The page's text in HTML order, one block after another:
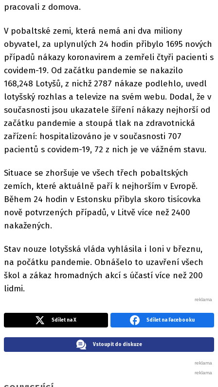
pracovali z domova.
V pobaltské zemi, která nemá ani dva miliony
obyvatel, za uplynulých 24 hodin přibylo 1695 nových
případů nákazy koronavirem a zemřeli čtyři pacienti s
covidem-19. Od začátku pandemie se nakazilo
168,248 Lotyšů, z nichž 2787 nákaze podlehlo, uvedl
lotyšský rozhlas a televize na svém webu. Dodal, že v
současnosti jsou ukazatele šíření nákazy nejhorší od
začátku pandemie a stoupá tlak na zdravotnická
zařízení: hospitalizováno je v současnosti 707
pacientů s covidem-19, 72 z nich je ve vážném stavu.
Situace se zhoršuje ve všech třech pobaltských
zemích, které aktuálně paří k nejhorším v Evropě.
Během 24 hodin v Estonsku přibyla skoro tisícovka
nově potvrzených případů, v Litvě více než 2400
nakažených.
Stav nouze lotyšská vláda vyhlásila i loni v březnu,
na počátku pandemie. Obnášelo to uzavření všech
škol a zákaz hromadných akcí s účastí více než 200
lidmi.
Sdílet na X Sdílet na Facebooku
Vstoupit do diskuze